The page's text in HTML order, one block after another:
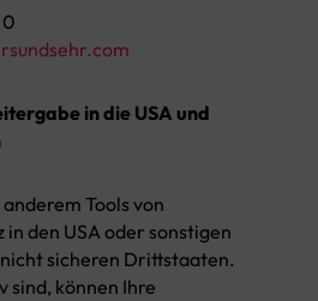
0
in die USA und
Tools von
den USA oder sonstigen
sicheren Drittstaaten.
sind, können Ihre